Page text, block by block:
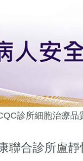
診所細胞治療品
聯合診所盧